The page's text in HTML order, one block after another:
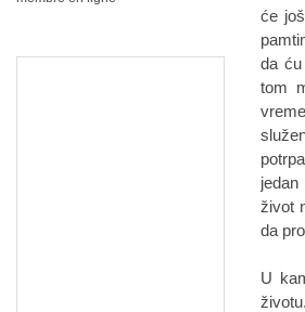
će
da
tom
život
da
U